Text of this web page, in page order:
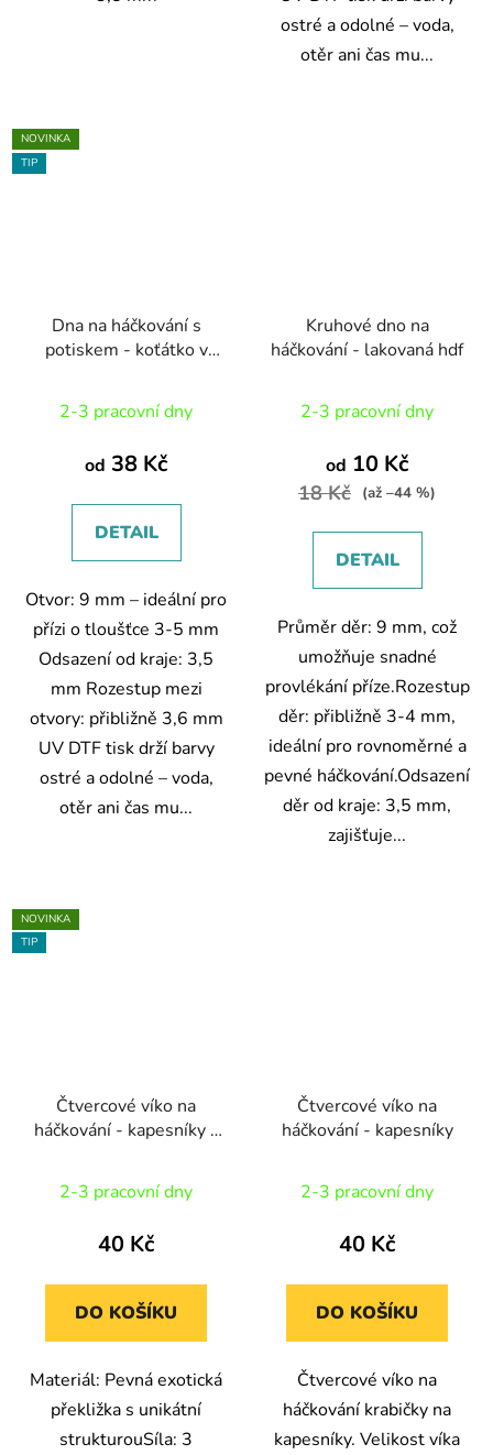
ostré a odolné – voda,
otěr ani čas mu...
NOVINKA
TIP
Dna na háčkování s
potiskem - koťátko v
2-3 pracovní dny
od 38 Kč
DETAIL
Otvor: 9 mm – ideální pro
přízi o tloušťce 3-5 mm
Odsazení od kraje: 3,5
mm Rozestup mezi
otvory: přibližně 3,6 mm
UV DTF tisk drží barvy
ostré a odolné – voda,
otěr ani čas mu...
Kruhové dno na
háčkování - lakovaná hdf
2-3 pracovní dny
od 10 Kč
18 Kč (až –44 %)
DETAIL
Průměr děr: 9 mm, což
umožňuje snadné
provlékání příze.Rozestup
děr: přibližně 3-4 mm,
ideální pro rovnoměrné a
pevné háčkování.Odsazení
děr od kraje: 3,5 mm,
zajišťuje...
NOVINKA
TIP
Čtvercové víko na
háčkování - kapesníky -
2-3 pracovní dny
40 Kč
DO KOŠÍKU
Materiál: Pevná exotická
překližka s unikátní
strukturouSíla: 3
Čtvercové víko na
háčkování - kapesníky
2-3 pracovní dny
40 Kč
DO KOŠÍKU
Čtvercové víko na
háčkování krabičky na
kapesníky. Velikost víka